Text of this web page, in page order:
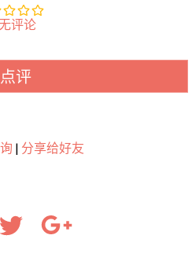
评论
点评
| 分享给好友